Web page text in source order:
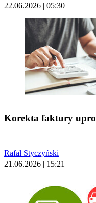
22.06.2026 | 05:30
Korekta faktury
Rafał Styczyński
21.06.2026 | 15:21